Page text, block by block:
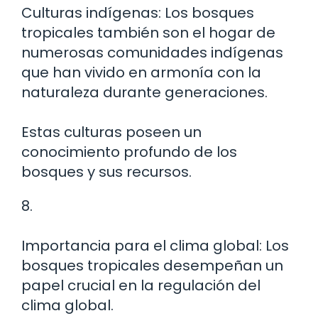
Culturas indígenas: Los bosques
tropicales también son el hogar de
numerosas comunidades indígenas
que han vivido en armonía con la
naturaleza durante generaciones.
Estas culturas poseen un
conocimiento profundo de los
bosques y sus recursos.
8.
Importancia para el clima global: Los
bosques tropicales desempeñan un
papel crucial en la regulación del
clima global.